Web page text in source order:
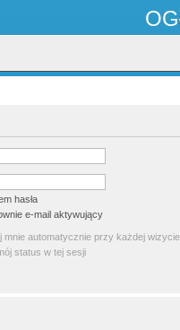
hasła
e-mail aktywujący
mnie automatycznie przy każdej wizycie
status w tej sesji